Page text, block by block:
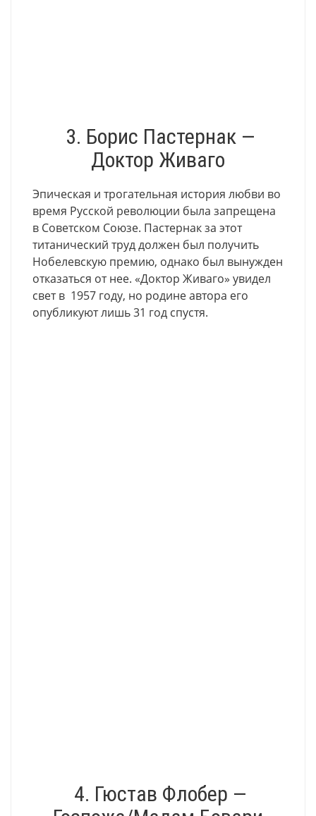
3. Борис Пастернак —
Доктор Живаго
Эпическая и трогательная история любви во
время Русской революции была запрещена
в Советском Союзе. Пастернак за этот
титанический труд должен был получить
Нобелевскую премию, однако был вынужден
отказаться от нее. «Доктор Живаго» увидел
свет в 1957 году, но родине автора его
опубликуют лишь 31 год спустя.
4. Гюстав Флобер —